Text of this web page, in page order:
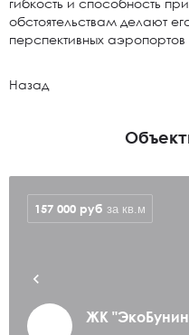
гибкость и способность
обстоятельствам делают
перспективных
Назад
ЖК
157 000 руб за кв.м